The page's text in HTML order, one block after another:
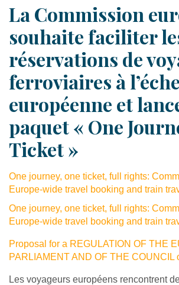
La Commission
souhaite faciliter
réservations de
ferroviaires à
européenne et
paquet « One
Ticket »
One journey, one ticket, full rights:
Europe-wide travel booking and train
One journey, one ticket, full rights:
Europe-wide travel booking and train
Proposal for a REGULATION OF THE
PARLIAMENT AND OF THE COUNCIL
Les voyageurs européens rencontrent